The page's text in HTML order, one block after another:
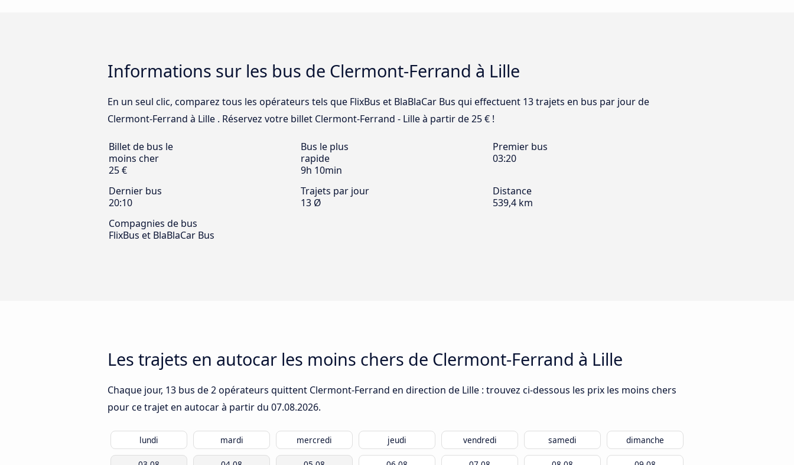
Informations sur les bus de Clermont-Ferrand à Lille
En un seul clic, comparez tous les opérateurs tels que FlixBus et BlaBlaCar Bus qui effectuent 13 trajets en bus par jour de
Clermont-Ferrand à Lille . Réservez votre billet Clermont-Ferrand - Lille à partir de 25 € !
Billet de bus le
moins cher
25 €
Bus le plus
rapide
9h 10min
Premier bus
03:20
Dernier bus
20:10
Trajets par jour
13 Ø
Distance
539,4 km
Compagnies de bus
FlixBus et BlaBlaCar Bus
Les trajets en autocar les moins chers de Clermont-Ferrand à Lille
Chaque jour, 13 bus de 2 opérateurs quittent Clermont-Ferrand en direction de Lille : trouvez ci-dessous les prix les moins chers
pour ce trajet en autocar à partir du 07.08.2026.
lundi mardi mercredi jeudi vendredi samedi dimanche